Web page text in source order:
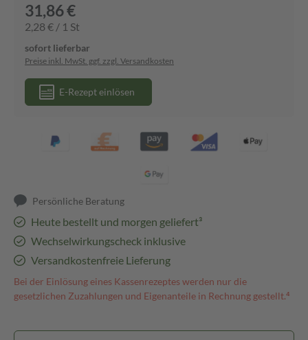
31,86 €
2,28 € / 1 St
sofort lieferbar
Preise inkl. MwSt. ggf. zzgl. Versandkosten
E-Rezept einlösen
Persönliche Beratung
Heute bestellt und morgen geliefert³
Wechselwirkungscheck inklusive
Versandkostenfreie Lieferung
Bei der Einlösung eines Kassenrezeptes werden nur die
gesetzlichen Zuzahlungen und Eigenanteile in Rechnung gestellt.⁴